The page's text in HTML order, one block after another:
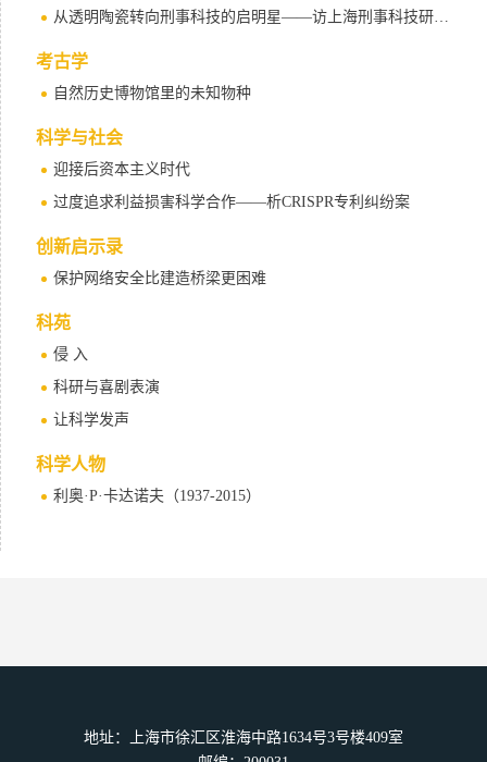
从透明陶瓷转向刑事科技的启明星——访上海刑事科技研究院刘文斌副研究员
考古学
自然历史博物馆里的未知物种
科学与社会
迎接后资本主义时代
过度追求利益损害科学合作——析CRISPR专利纠纷案
创新启示录
保护网络安全比建造桥梁更困难
科苑
侵 入
科研与喜剧表演
让科学发声
科学人物
利奥·P·卡达诺夫（1937-2015）
地址：上海市徐汇区淮海中路1634号3号楼409室